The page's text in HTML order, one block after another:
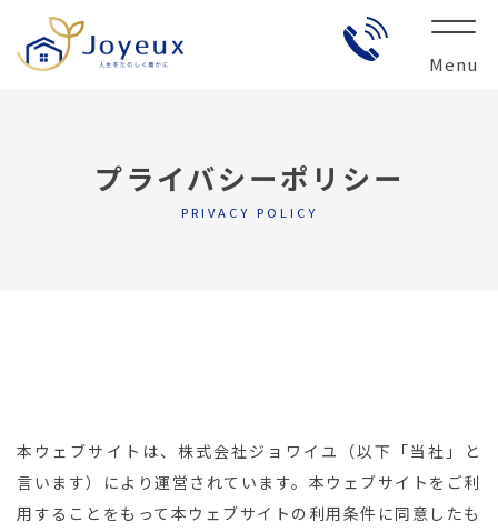
Menu
プライバシーポリシー
PRIVACY POLICY
本ウェブサイトは、株式会社ジョワイユ（以下「当社」と
言います）により運営されています。本ウェブサイトをご利
用することをもって本ウェブサイトの利用条件に同意したも